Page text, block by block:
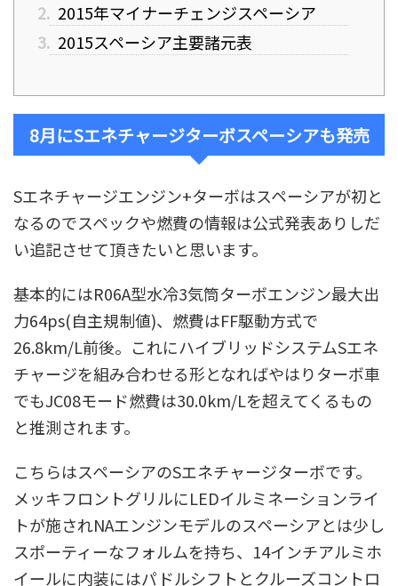
2. 2015年マイナーチェンジスペーシア
3. 2015スペーシア主要諸元表
8月にSエネチャージターボスペーシアも発売
Sエネチャージエンジン+ターボはスペーシアが初と
なるのでスペックや燃費の情報は公式発表ありしだ
い追記させて頂きたいと思います。
基本的にはR06A型水冷3気筒ターボエンジン最大出
力64ps(自主規制値)、燃費はFF駆動方式で
26.8km/L前後。これにハイブリッドシステムSエネ
チャージを組み合わせる形となればやはりターボ車
でもJC08モード燃費は30.0km/Lを超えてくるもの
と推測されます。
こちらはスペーシアのSエネチャージターボです。
メッキフロントグリルにLEDイルミネーションライ
トが施されNAエンジンモデルのスペーシアとは少し
スポーティーなフォルムを持ち、14インチアルミホ
イールに内装にはパドルシフトとクルーズコントロ